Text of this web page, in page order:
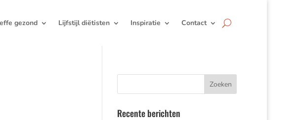
gezond Lijfstijl diëtisten Inspiratie Contact
Recente berichten